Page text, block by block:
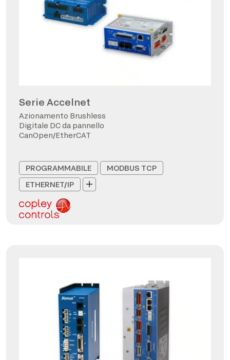
Serie Accelnet
Azionamento Brushless
Digitale DC da pannello
CanOpen/EtherCAT
PROGRAMMABILE
MODBUS TCP
ETHERNET/IP